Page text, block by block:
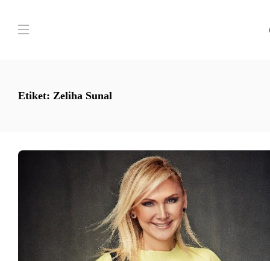
Etiket: Zeliha Sunal